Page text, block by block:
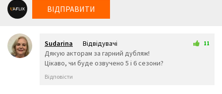
😓
😔
ВІДПРАВИТИ
Sudarina
Відвідувачі
6 серпня 2025 02:02
11
Дякую акторам за гарний дубляж!
Цiкаво, чи буде озвучено 5 i 6 сезони?
Відповісти